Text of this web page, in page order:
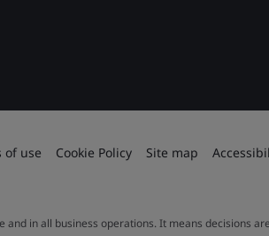
of use Cookie Policy Site map
in all business operations. It means decisions are